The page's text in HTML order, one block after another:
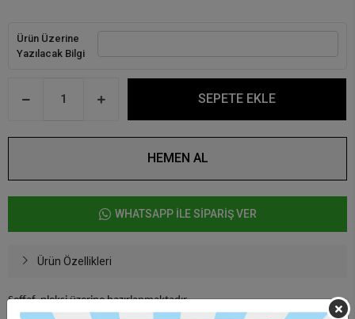
Ürün Üzerine
Yazılacak Bilgi
SEPETE EKLE
HEMEN AL
WHATSAPP İLE SİPARİŞ VER
Ürün Özellikleri
Şeffaf pleksi üzerine hazırlanmaktadır.